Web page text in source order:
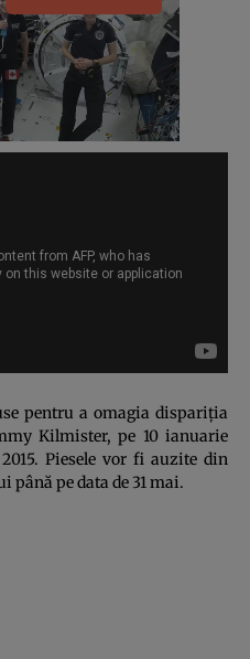
pentru a omagia dispariţia
Kilmister, pe 10 ianuarie
Piesele vor fi auzite din
până pe data de 31 mai.